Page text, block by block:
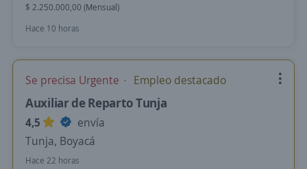
$ 2.250.000,00 (Mensual)
Hace 10 horas
Se precisa Urgente Empleo destacado
Auxiliar de Reparto Tunja
4,5
envía
Tunja, Boyacá
Hace 22 horas